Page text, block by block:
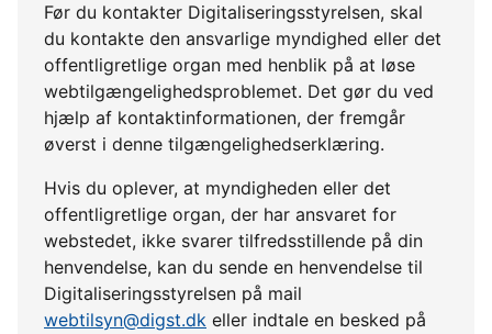
Før du kontakter Digitaliseringsstyrelsen, skal
du kontakte den ansvarlige myndighed eller det
offentligretlige organ med henblik på at løse
webtilgængelighedsproblemet. Det gør du ved
hjælp af kontaktinformationen, der fremgår
øverst i denne tilgængelighedserklæring.
Hvis du oplever, at myndigheden eller det
offentligretlige organ, der har ansvaret for
webstedet, ikke svarer tilfredsstillende på din
henvendelse, kan du sende en henvendelse til
Digitaliseringsstyrelsen på mail
webtilsyn@digst.dk eller indtale en besked på